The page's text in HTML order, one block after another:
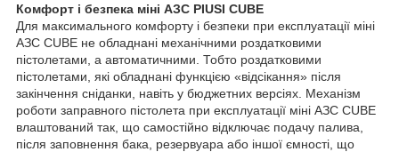
Комфорт і безпека міні АЗС PIUSI CUBE
Для максимального комфорту і безпеки при експлуатації міні
АЗС CUBE не обладнані механічними роздатковими
пістолетами, а автоматичними. Тобто роздатковими
пістолетами, які обладнані функцією «відсікання» після
закінчення сніданки, навіть у бюджетних версіях. Механізм
роботи заправного пістолета при експлуатації міні АЗС CUBE
влаштований так, що самостійно відключає подачу палива,
після заповнення бака, резервуара або іншої ємності, що